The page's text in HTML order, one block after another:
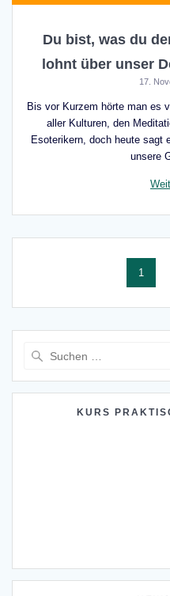
Du bist, was du
lohnt über unser
17.
Bis vor Kurzem hörte man es
aller Kulturen, den
Esoterikern, doch heute sagt
unsere
Seite
1
KURS